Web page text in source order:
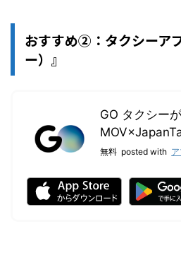
おすすめ②：タクシーア
ー）』
GO タクシー
無料 posted with